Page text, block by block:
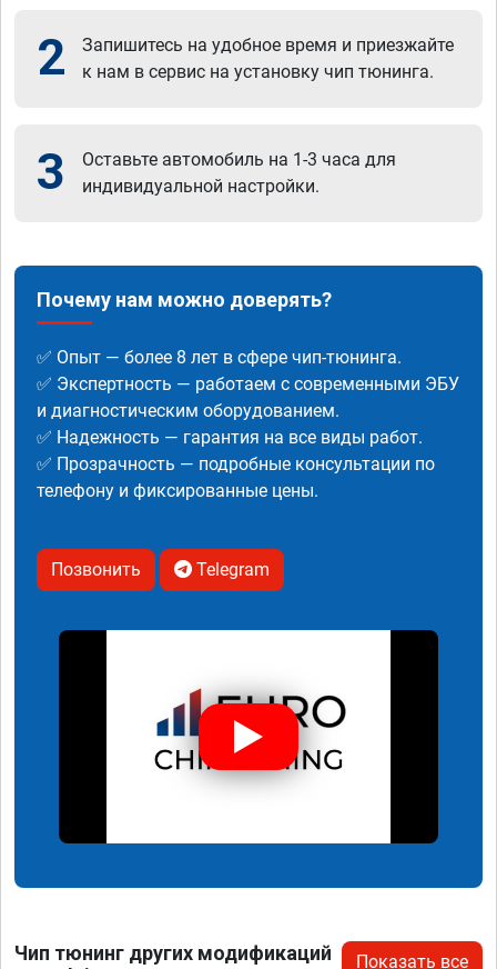
2
Запишитесь на удобное время и приезжайте
к нам в сервис на установку чип тюнинга.
3
Оставьте автомобиль на 1-3 часа для
индивидуальной настройки.
Почему нам можно доверять?
✅ Опыт — более 8 лет в сфере чип-тюнинга.
✅ Экспертность — работаем с современными ЭБУ
и диагностическим оборудованием.
✅ Надежность — гарантия на все виды работ.
✅ Прозрачность — подробные консультации по
телефону и фиксированные цены.
Позвонить Telegram
Чип тюнинг других модификаций
Показать все